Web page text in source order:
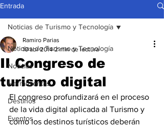
Entrada
Noticias de Turismo y Tecnología
Noticias
Herramientas
Destinos
Eventos
Noticias de Turismo y Tecnología
II Congreso de
turismo digital
Ramiro Parias
10 abr 2014 2 min de lectura
El congreso profundizará en el proceso
de la vida digital aplicada al Turismo y
como los destinos turísticos deberán